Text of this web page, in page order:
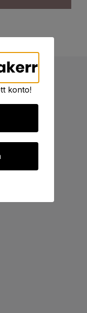
vårat digital
konto!